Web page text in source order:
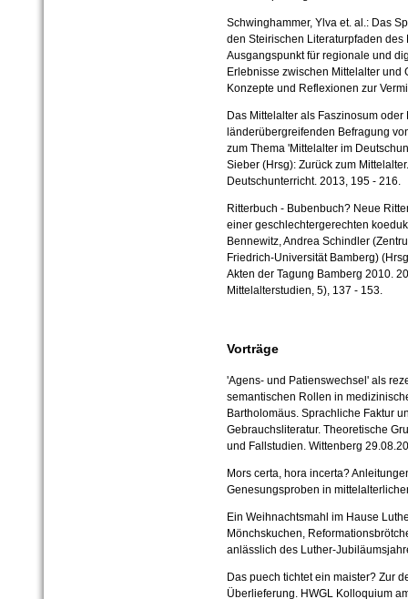
Schwinghammer, Ylva et. al.: Das
den Steirischen Literaturpfaden des
Ausgangspunkt für regionale und
Erlebnisse zwischen Mittelalter und
Konzepte und Reflexionen zur
Das Mittelalter als Faszinosum
länderübergreifenden Befragung
zum Thema 'Mittelalter im
Sieber (Hrsg): Zurück zum
Deutschunterricht. 2013, 195 - 216.
Ritterbuch - Bubenbuch? Neue
einer geschlechtergerechten
Bennewitz, Andrea Schindler
Friedrich-Universität Bamberg)
Akten der Tagung Bamberg 2010.
Mittelalterstudien, 5), 137 - 153.
Vorträge
'Agens- und Patienswechsel' als
semantischen Rollen in
Bartholomäus. Sprachliche Faktur
Gebrauchsliteratur. Theoretische
und Fallstudien. Wittenberg
Mors certa, hora incerta?
Genesungsproben in
Ein Weihnachtsmahl im Hause
Mönchskuchen,
anlässlich des Luther-
Das puech tichtet ein maister? Zur
Überlieferung. HWGL Kolloquium